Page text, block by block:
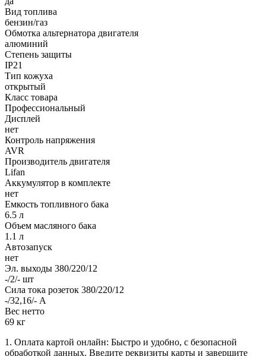
Вид топлива
бензин/газ
Обмотка альтернатора двигателя
алюминий
Степень защиты
IP21
Тип кожуха
открытый
Класс товара
Профессиональный
Дисплей
нет
Контроль напряжения
AVR
Производитель двигателя
Lifan
Аккумулятор в комплекте
нет
Емкость топливного бака
6.5 л
Объем масляного бака
1.1 л
Автозапуск
нет
Эл. выходы 380/220/12
-/2/- шт
Сила тока розеток 380/220/12
-/32,16/- А
Вес нетто
69 кг
1. Оплата картой онлайн: Быстро и удобно, с безопасной
обработкой данных. Введите реквизиты карты и завершите